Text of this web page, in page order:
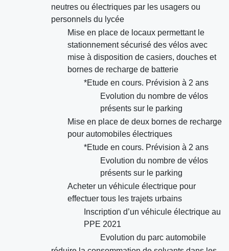
neutres ou électriques par les usagers ou
personnels du lycée
Mise en place de locaux permettant le
stationnement sécurisé des vélos avec
mise à disposition de casiers, douches et
bornes de recharge de batterie
*Etude en cours. Prévision à 2 ans
Evolution du nombre de vélos
présents sur le parking
Mise en place de deux bornes de recharge
pour automobiles électriques
*Etude en cours. Prévision à 2 ans
Evolution du nombre de vélos
présents sur le parking
Acheter un véhicule électrique pour
effectuer tous les trajets urbains
Inscription d’un véhicule électrique au
PPE 2021
Evolution du parc automobile